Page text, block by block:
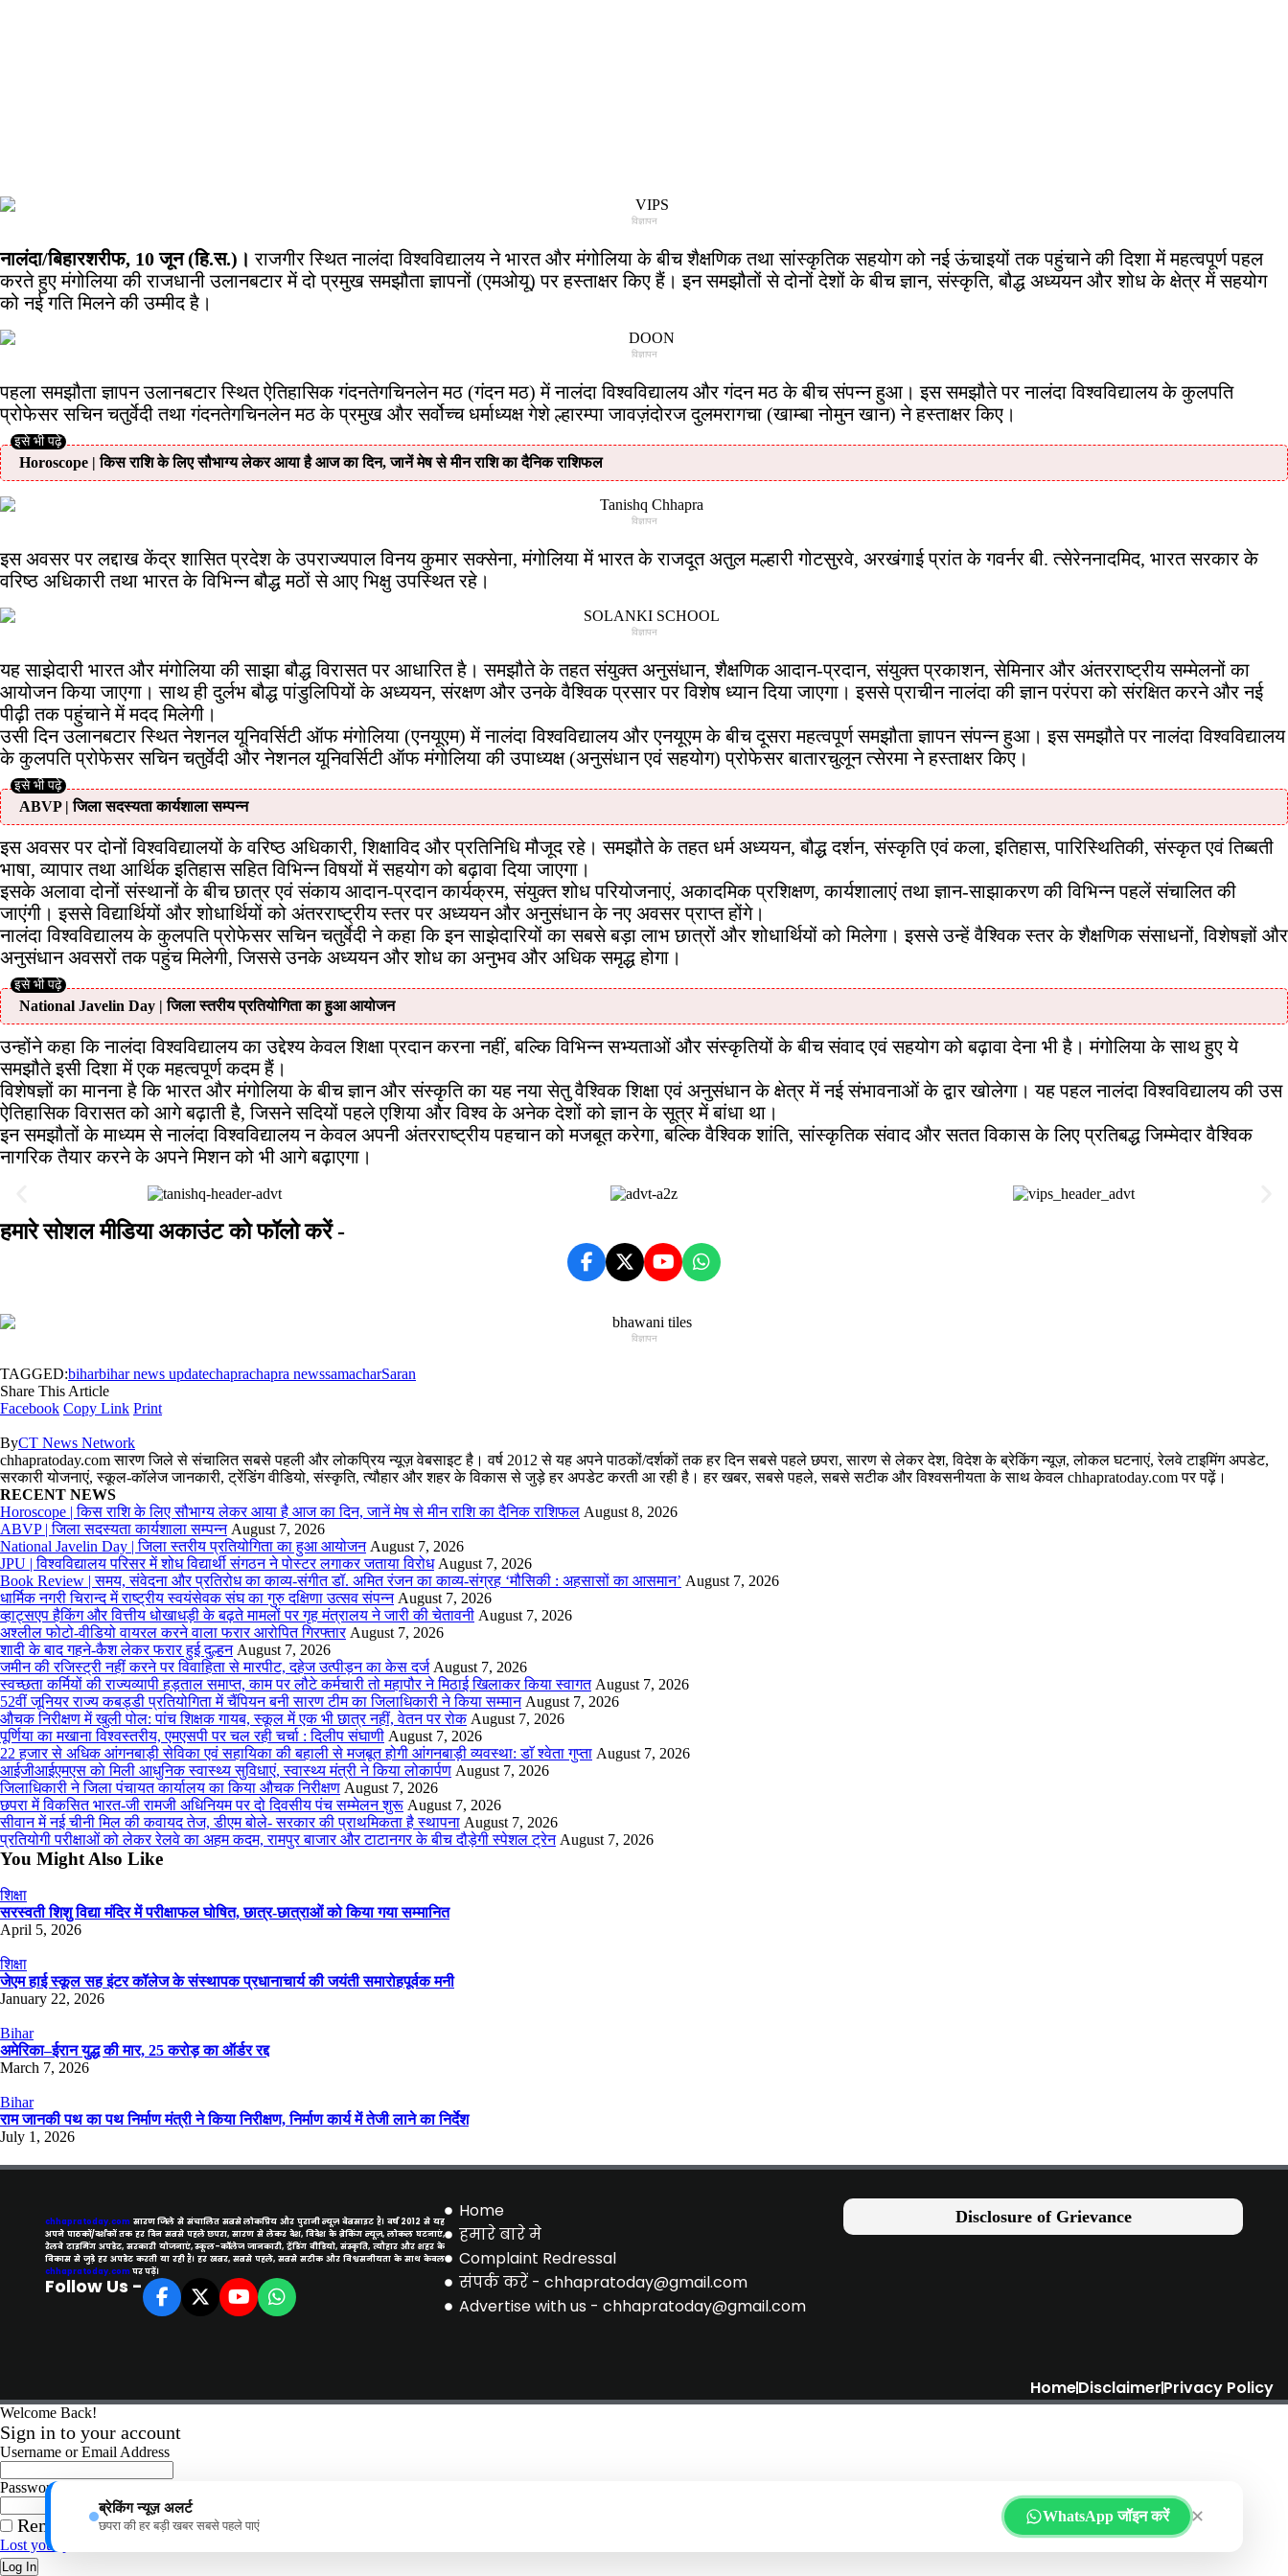
विज्ञापन
नालंदा/बिहारशरीफ, 10 जून (हि.स.)।राजगीर स्थित नालंदा विश्वविद्यालय ने भारत और मंगोलिया के बीच शैक्षणिक तथा सांस्कृतिक सहयोग को नई ऊंचाइयों तक पहुंचाने की दिशा में महत्वपूर्ण पहल
करते हुए मंगोलिया की राजधानी उलानबटार में दो प्रमुख समझौता ज्ञापनों (एमओयू) पर हस्ताक्षर किए हैं। इन समझौतों से दोनों देशों के बीच ज्ञान, संस्कृति, बौद्ध अध्ययन और शोध के क्षेत्र में सहयोग
को नई गति मिलने की उम्मीद है।
विज्ञापन
पहला समझौता ज्ञापन उलानबटार स्थित ऐतिहासिक गंदनतेगचिनलेन मठ (गंदन मठ) में नालंदा विश्वविद्यालय और गंदन मठ के बीच संपन्न हुआ। इस समझौते पर नालंदा विश्वविद्यालय के कुलपति
प्रोफेसर सचिन चतुर्वेदी तथा गंदनतेगचिनलेन मठ के प्रमुख और सर्वोच्च धर्माध्यक्ष गेशे ल्हारम्पा जावज़ंदोरज दुलमरागचा (खाम्बा नोमुन खान) ने हस्ताक्षर किए।
Horoscope | किस राशि के लिए सौभाग्य लेकर आया है आज का दिन, जानें मेष से मीन राशि का दैनिक राशिफल
विज्ञापन
इस अवसर पर लद्दाख केंद्र शासित प्रदेश के उपराज्यपाल विनय कुमार सक्सेना, मंगोलिया में भारत के राजदूत अतुल मल्हारी गोटसुरवे, अरखंगाई प्रांत के गवर्नर बी. त्सेरेननादमिद, भारत सरकार के
वरिष्ठ अधिकारी तथा भारत के विभिन्न बौद्ध मठों से आए भिक्षु उपस्थित रहे।
विज्ञापन
यह साझेदारी भारत और मंगोलिया की साझा बौद्ध विरासत पर आधारित है। समझौते के तहत संयुक्त अनुसंधान, शैक्षणिक आदान-प्रदान, संयुक्त प्रकाशन, सेमिनार और अंतरराष्ट्रीय सम्मेलनों का
आयोजन किया जाएगा। साथ ही दुर्लभ बौद्ध पांडुलिपियों के अध्ययन, संरक्षण और उनके वैश्विक प्रसार पर विशेष ध्यान दिया जाएगा। इससे प्राचीन नालंदा की ज्ञान परंपरा को संरक्षित करने और नई
पीढ़ी तक पहुंचाने में मदद मिलेगी।
उसी दिन उलानबटार स्थित नेशनल यूनिवर्सिटी ऑफ मंगोलिया (एनयूएम) में नालंदा विश्वविद्यालय और एनयूएम के बीच दूसरा महत्वपूर्ण समझौता ज्ञापन संपन्न हुआ। इस समझौते पर नालंदा विश्वविद्यालय
के कुलपति प्रोफेसर सचिन चतुर्वेदी और नेशनल यूनिवर्सिटी ऑफ मंगोलिया की उपाध्यक्ष (अनुसंधान एवं सहयोग) प्रोफेसर बातारचुलून त्सेरमा ने हस्ताक्षर किए।
ABVP | जिला सदस्यता कार्यशाला सम्पन्न
इस अवसर पर दोनों विश्वविद्यालयों के वरिष्ठ अधिकारी, शिक्षाविद और प्रतिनिधि मौजूद रहे। समझौते के तहत धर्म अध्ययन, बौद्ध दर्शन, संस्कृति एवं कला, इतिहास, पारिस्थितिकी, संस्कृत एवं तिब्बती
भाषा, व्यापार तथा आर्थिक इतिहास सहित विभिन्न विषयों में सहयोग को बढ़ावा दिया जाएगा।
इसके अलावा दोनों संस्थानों के बीच छात्र एवं संकाय आदान-प्रदान कार्यक्रम, संयुक्त शोध परियोजनाएं, अकादमिक प्रशिक्षण, कार्यशालाएं तथा ज्ञान-साझाकरण की विभिन्न पहलें संचालित की
जाएंगी। इससे विद्यार्थियों और शोधार्थियों को अंतरराष्ट्रीय स्तर पर अध्ययन और अनुसंधान के नए अवसर प्राप्त होंगे।
नालंदा विश्वविद्यालय के कुलपति प्रोफेसर सचिन चतुर्वेदी ने कहा कि इन साझेदारियों का सबसे बड़ा लाभ छात्रों और शोधार्थियों को मिलेगा। इससे उन्हें वैश्विक स्तर के शैक्षणिक संसाधनों, विशेषज्ञों और
अनुसंधान अवसरों तक पहुंच मिलेगी, जिससे उनके अध्ययन और शोध का अनुभव और अधिक समृद्ध होगा।
National Javelin Day | जिला स्तरीय प्रतियोगिता का हुआ आयोजन
उन्होंने कहा कि नालंदा विश्वविद्यालय का उद्देश्य केवल शिक्षा प्रदान करना नहीं, बल्कि विभिन्न सभ्यताओं और संस्कृतियों के बीच संवाद एवं सहयोग को बढ़ावा देना भी है। मंगोलिया के साथ हुए ये
समझौते इसी दिशा में एक महत्वपूर्ण कदम हैं।
विशेषज्ञों का मानना है कि भारत और मंगोलिया के बीच ज्ञान और संस्कृति का यह नया सेतु वैश्विक शिक्षा एवं अनुसंधान के क्षेत्र में नई संभावनाओं के द्वार खोलेगा। यह पहल नालंदा विश्वविद्यालय की उस
ऐतिहासिक विरासत को आगे बढ़ाती है, जिसने सदियों पहले एशिया और विश्व के अनेक देशों को ज्ञान के सूत्र में बांधा था।
इन समझौतों के माध्यम से नालंदा विश्वविद्यालय न केवल अपनी अंतरराष्ट्रीय पहचान को मजबूत करेगा, बल्कि वैश्विक शांति, सांस्कृतिक संवाद और सतत विकास के लिए प्रतिबद्ध जिम्मेदार वैश्विक
नागरिक तैयार करने के अपने मिशन को भी आगे बढ़ाएगा।
हमारे सोशल मीडिया अकाउंट को फॉलो करें -
विज्ञापन
TAGGED:biharbihar news updatechaprachapra newssamacharSaran
Share This Article
Facebook Copy Link Print
ByCT News Network
chhapratoday.com सारण जिले से संचालित सबसे पहली और लोकप्रिय न्यूज़ वेबसाइट है। वर्ष 2012 से यह अपने पाठकों/दर्शकों तक हर दिन सबसे पहले छपरा, सारण से लेकर देश, विदेश के ब्रेकिंग न्यूज़, लोकल घटनाएं, रेलवे टाइमिंग अपडेट,
सरकारी योजनाएं, स्कूल-कॉलेज जानकारी, ट्रेंडिंग वीडियो, संस्कृति, त्यौहार और शहर के विकास से जुड़े हर अपडेट करती आ रही है। हर खबर, सबसे पहले, सबसे सटीक और विश्वसनीयता के साथ केवल chhapratoday.com पर पढ़ें।
RECENT NEWS
Horoscope | किस राशि के लिए सौभाग्य लेकर आया है आज का दिन, जानें मेष से मीन राशि का दैनिक राशिफल August 8, 2026
ABVP | जिला सदस्यता कार्यशाला सम्पन्न August 7, 2026
National Javelin Day | जिला स्तरीय प्रतियोगिता का हुआ आयोजन August 7, 2026
JPU | विश्वविद्यालय परिसर में शोध विद्यार्थी संगठन ने पोस्टर लगाकर जताया विरोध August 7, 2026
Book Review | समय, संवेदना और प्रतिरोध का काव्य-संगीत डॉ. अमित रंजन का काव्य-संग्रह ‘मौसिकी : अहसासों का आसमान’ August 7, 2026
धार्मिक नगरी चिरान्द में राष्ट्रीय स्वयंसेवक संघ का गुरु दक्षिणा उत्सव संपन्न August 7, 2026
व्हाट्सएप हैकिंग और वित्तीय धोखाधड़ी के बढ़ते मामलों पर गृह मंत्रालय ने जारी की चेतावनी August 7, 2026
अश्लील फोटो-वीडियो वायरल करने वाला फरार आरोपित गिरफ्तार August 7, 2026
शादी के बाद गहने-कैश लेकर फरार हुई दुल्हन August 7, 2026
जमीन की रजिस्ट्री नहीं करने पर विवाहिता से मारपीट, दहेज उत्पीड़न का केस दर्ज August 7, 2026
स्वच्छता कर्मियों की राज्यव्यापी हड़ताल समाप्त, काम पर लौटे कर्मचारी तो महापौर ने मिठाई खिलाकर किया स्वागत August 7, 2026
52वीं जूनियर राज्य कबड्डी प्रतियोगिता में चैंपियन बनी सारण टीम का जिलाधिकारी ने किया सम्मान August 7, 2026
औचक निरीक्षण में खुली पोल: पांच शिक्षक गायब, स्कूल में एक भी छात्र नहीं, वेतन पर रोक August 7, 2026
पूर्णिया का मखाना विश्वस्तरीय, एमएसपी पर चल रही चर्चा : दिलीप संघाणी August 7, 2026
22 हजार से अधिक आंगनबाड़ी सेविका एवं सहायिका की बहाली से मजबूत होगी आंगनबाड़ी व्यवस्था: डाॅ श्वेता गुप्ता August 7, 2026
आईजीआईएमएस काे मिली आधुनिक स्वास्थ्य सुविधाएं, स्वास्थ्य मंत्री ने किया लोकार्पण August 7, 2026
जिलाधिकारी ने जिला पंचायत कार्यालय का किया औचक निरीक्षण August 7, 2026
छपरा में विकसित भारत-जी रामजी अधिनियम पर दो दिवसीय पंच सम्मेलन शुरू August 7, 2026
सीवान में नई चीनी मिल की कवायद तेज, डीएम बोले- सरकार की प्राथमिकता है स्थापना August 7, 2026
प्रतियोगी परीक्षाओं को लेकर रेलवे का अहम कदम, रामपुर बाजार और टाटानगर के बीच दौड़ेगी स्पेशल ट्रेन August 7, 2026
You Might Also Like
शिक्षा
सरस्वती शिशु विद्या मंदिर में परीक्षाफल घोषित, छात्र-छात्राओं को किया गया सम्मानित
April 5, 2026
शिक्षा
जेएम हाई स्कूल सह इंटर कॉलेज के संस्थापक प्रधानाचार्य की जयंती समारोहपूर्वक मनी
January 22, 2026
Bihar
अमेरिका–ईरान युद्ध की मार, 25 करोड़ का ऑर्डर रद्द
March 7, 2026
Bihar
राम जानकी पथ का पथ निर्माण मंत्री ने किया निरीक्षण, निर्माण कार्य में तेजी लाने का निर्देश
July 1, 2026
chhapratoday.com सारण जिले से संचालित सबसे लोकप्रिय और पुरानी न्यूज़ वेबसाइट है। वर्ष 2012 से यह
अपने पाठकों/दर्शकों तक हर दिन सबसे पहले छपरा, सारण से लेकर देश, विदेश के ब्रेकिंग न्यूज़, लोकल घटनाएं,
रेलवे टाइमिंग अपडेट, सरकारी योजनाएं, स्कूल-कॉलेज जानकारी, ट्रेंडिंग वीडियो, संस्कृति, त्यौहार और शहर के
विकास से जुड़े हर अपडेट करती या रही है। हर खबर, सबसे पहले, सबसे सटीक और विश्वसनीयता के साथ केवल
chhapratoday.comपर पढ़ें।
Follow Us -
Home
हमारे बारे मे
Complaint Redressal
संपर्क करें - chhapratoday@gmail.com
Advertise with us - chhapratoday@gmail.com
Disclosure of Grievance
HomeDisclaimerPrivacy Policy
ब्रेकिंग न्यूज़ अलर्ट
छपरा की हर बड़ी खबर सबसे पहले पाएं
WhatsApp जॉइन करें ✕
Welcome Back!
Sign in to your account
Username or Email Address
Password
Remember me
Lost your password?